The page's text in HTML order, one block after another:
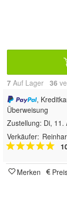
7 Auf Lager 36
,
Überweisung
Zustellung: Di, 11.
Verkäufer:
Merken